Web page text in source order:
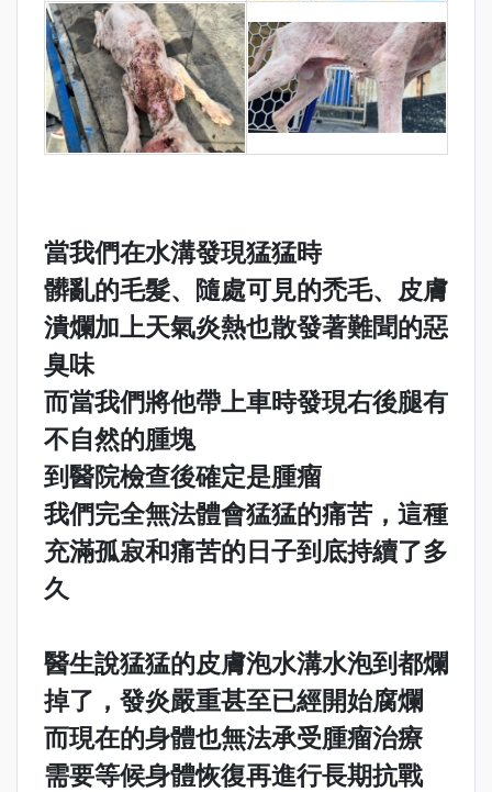
當我們在水溝發現猛猛時
髒亂的毛髮、隨處可見的禿毛、皮膚
潰爛加上天氣炎熱也散發著難聞的惡
臭味
而當我們將他帶上車時發現右後腿有
不自然的腫塊
到醫院檢查後確定是腫瘤
我們完全無法體會猛猛的痛苦，這種
充滿孤寂和痛苦的日子到底持續了多
久
醫生說猛猛的皮膚泡水溝水泡到都爛
掉了，發炎嚴重甚至已經開始腐爛
而現在的身體也無法承受腫瘤治療
需要等候身體恢復再進行長期抗戰